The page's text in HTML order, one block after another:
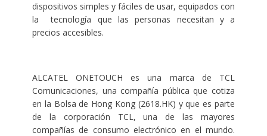
dispositivos simples y fáciles de usar, equipados con
la tecnología que las personas necesitan y a
precios accesibles.
ALCATEL ONETOUCH es una marca de TCL
Comunicaciones, una compañía pública que cotiza
en la Bolsa de Hong Kong (2618.HK) y que es parte
de la corporación TCL, una de las mayores
compañías de consumo electrónico en el mundo.